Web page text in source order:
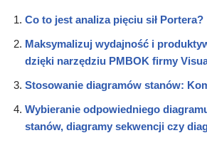
Co to jest analiza pięciu sił Portera?
Maksymalizuj wydajność i
dzięki narzędziu PMBOK firmy
Stosowanie diagramów stanów:
Wybieranie odpowiedniego
stanów, diagramy sekwencji czy